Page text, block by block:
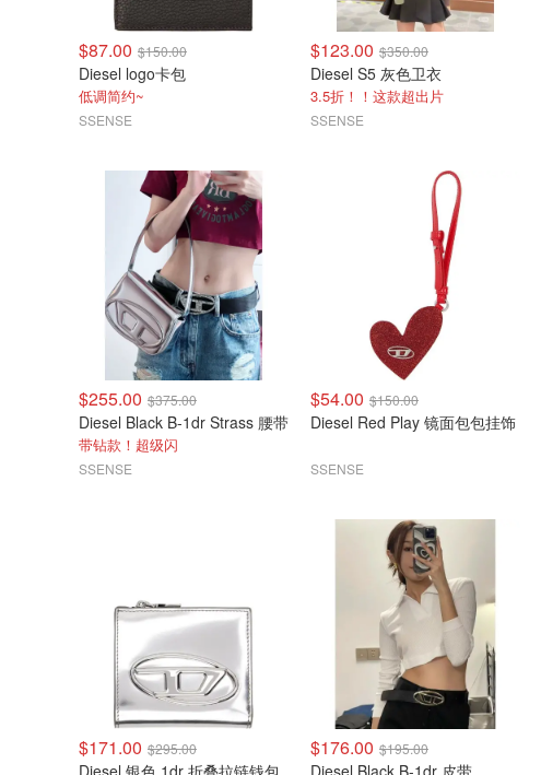
$87.00 $150.00
Diesel logo卡包
低调简约~
SSENSE
$123.00 $350.00
Diesel S5 灰色卫衣
3.5折！！这款超出片
SSENSE
$255.00 $375.00
Diesel Black B-1dr Strass 腰带
带钻款！超级闪
SSENSE
$54.00 $150.00
Diesel Red Play 镜面包包挂饰
SSENSE
$171.00 $295.00
Diesel 银色 1dr 折叠拉链钱包
$176.00 $195.00
Diesel Black B-1dr 皮带